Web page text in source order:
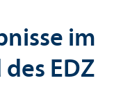
im
EDZ